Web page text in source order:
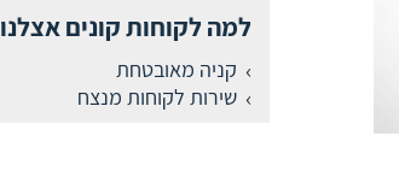
למה לקוחות קונים אצלנו
קניה מאובטחת
שירות לקוחות מנצח